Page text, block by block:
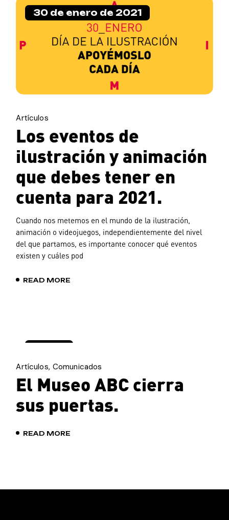
30 de enero de 2021
Artículos
Los eventos de
ilustración y animación
que debes tener en
cuenta para 2021.
Cuando nos metemos en el mundo de la ilustración,
animación o videojuegos, independientemente del nivel
del que partamos, es importante conocer qué eventos
existen y cuáles pod
READ MORE
de
2021
Artículos Comunicados
El Museo ABC cierra
sus puertas.
READ MORE